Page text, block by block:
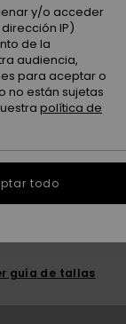
PROMO -25% EXTRA
guía de tallas
y/o acceder
IP)
de la
audiencia,
para aceptar o
no están sujetas
política de
todo